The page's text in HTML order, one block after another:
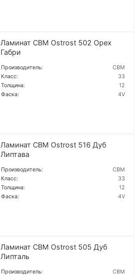
Ламинат CBM Ostrost 502 Орех
Габри
Производитель:
CBM
Класс:
33
Толщина:
12
Фаска:
4V
Ламинат CBM Ostrost 516 Дуб
Липтава
Производитель:
CBM
Класс:
33
Толщина:
12
Фаска:
4V
Ламинат CBM Ostrost 505 Дуб
Липталь
Производитель:
CBM